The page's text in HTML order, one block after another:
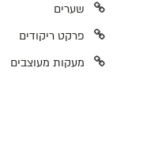
שערים
פרקט ריקודים
מעקות מעוצבים